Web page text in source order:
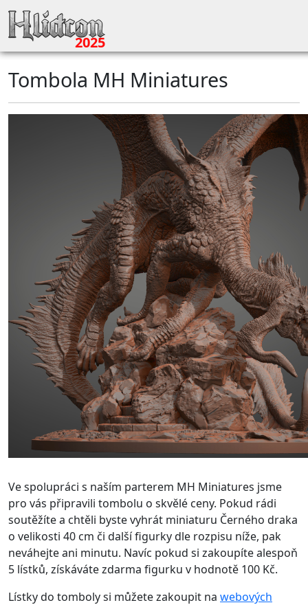
2025
Tombola MH Miniatures
Ve spolupráci s naším parterem MH Miniatures jsme
pro vás připravili tombolu o skvělé ceny. Pokud rádi
soutěžíte a chtěli byste vyhrát miniaturu Černého draka
o velikosti 40 cm či další figurky dle rozpisu níže, pak
neváhejte ani minutu. Navíc pokud si zakoupíte alespoň
5 lístků, získáváte zdarma figurku v hodnotě 100 Kč.
Lístky do tomboly si můžete zakoupit na webových